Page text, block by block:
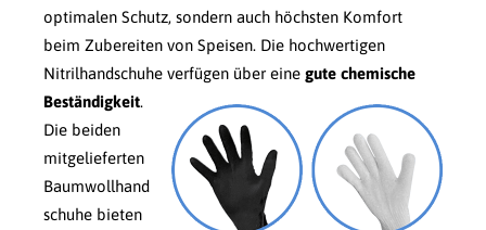
optimalen Schutz, sondern auch höchsten Komfort
beim Zubereiten von Speisen. Die hochwertigen
Nitrilhandschuhe verfügen über eine gute chemische
Beständigkeit.
Die beiden
mitgelieferten
Baumwollhand
schuhe bieten